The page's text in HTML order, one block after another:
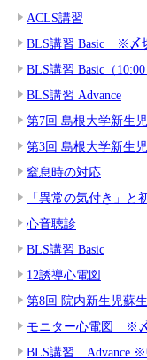
ACLS講習
BLS講習 Basic ※〆
BLS講習 Basic（10:00
BLS講習 Advance
第7回 島根大学新生
第3回 島根大学新生
窒息時の対応
「異常の気付き」と
心音聴診
BLS講習 Basic
12誘導心電図
第8回 院内新生児蘇
モニター心電図 ※
BLS講習 Advance ※